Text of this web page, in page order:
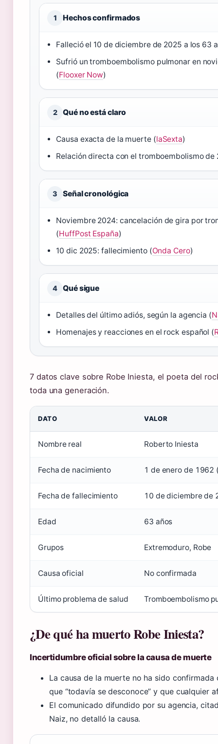
1 Hechos confirmados
Falleció el 10 de diciembre de 2025 a los 63
Sufrió un tromboembolismo pulmonar en
(Flooxer Now)
2 Qué no está claro
Causa exacta de la muerte (laSexta)
Relación directa con el tromboembolismo de
3 Señal cronológica
Noviembre 2024: cancelación de gira por
(HuffPost España)
10 dic 2025: fallecimiento (Onda Cero)
4 Qué sigue
Detalles del último adiós, según la agencia (
Homenajes y reacciones en el rock español (
7 datos clave sobre Robe Iniesta, el poeta del
toda una generación.
DATO VALOR
Nombre real Roberto Iniesta
Fecha de nacimiento 1 de enero de 1962
Fecha de fallecimiento 10 de diciembre de
Edad 63 años
Grupos Extremoduro, Robe
Causa oficial No confirmada
Último problema de salud Tromboembolismo
¿De qué ha muerto Robe Iniesta?
Incertidumbre oficial sobre la causa de muerte
La causa de la muerte no ha sido
que “todavía se desconoce” y que cualquier
El comunicado difundido por su agencia,
Naiz, no detalló la causa.